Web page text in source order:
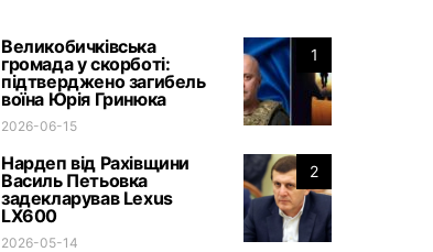
1
Великобичківська
громада у скорботі:
підтверджено загибель
воїна Юрія Гринюка
2026-06-15
2
Нардеп від Рахівщини
Василь Петьовка
задекларував Lexus
LX600
2026-05-14